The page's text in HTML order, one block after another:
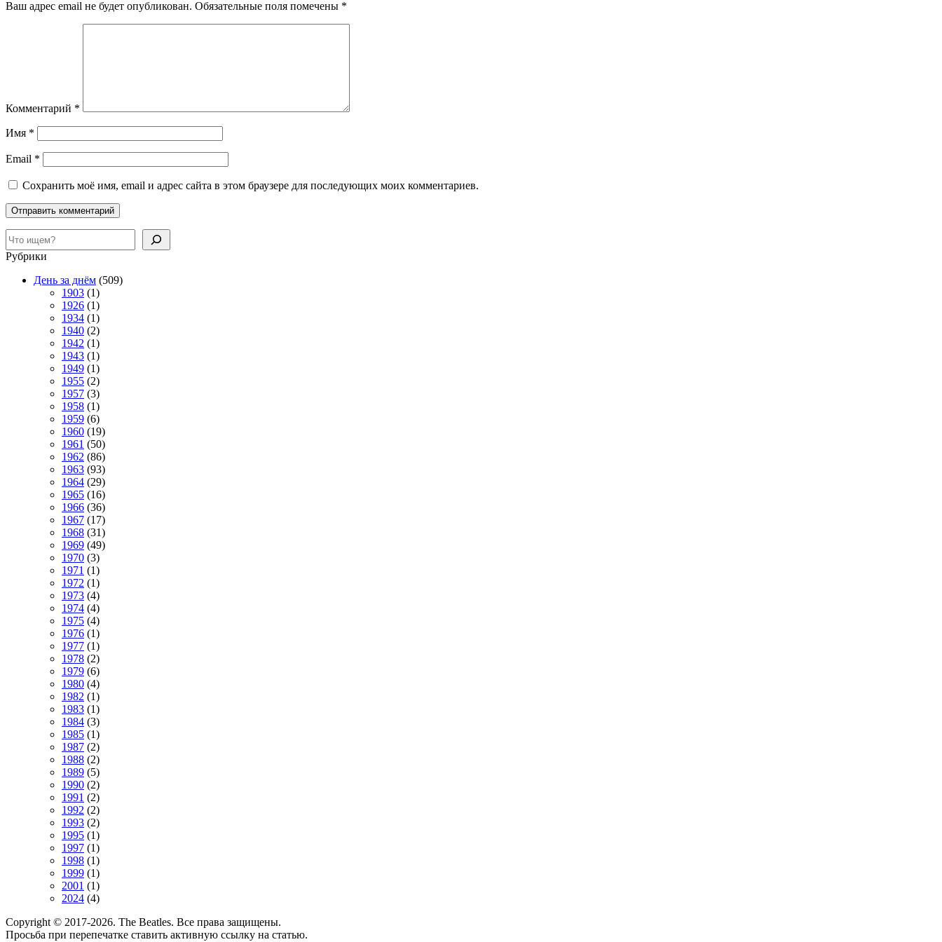
Ваш адрес email не будет опубликован. Обязательные поля помечены *
Комментарий *
Имя *
Email *
Сохранить моё имя, email и адрес сайта в этом браузере для последующих моих комментариев.
Поиск
Рубрики
День за днём (509)
1903 (1)
1926 (1)
1934 (1)
1940 (2)
1942 (1)
1943 (1)
1949 (1)
1955 (2)
1957 (3)
1958 (1)
1959 (6)
1960 (19)
1961 (50)
1962 (86)
1963 (93)
1964 (29)
1965 (16)
1966 (36)
1967 (17)
1968 (31)
1969 (49)
1970 (3)
1971 (1)
1972 (1)
1973 (4)
1974 (4)
1975 (4)
1976 (1)
1977 (1)
1978 (2)
1979 (6)
1980 (4)
1982 (1)
1983 (1)
1984 (3)
1985 (1)
1987 (2)
1988 (2)
1989 (5)
1990 (2)
1991 (2)
1992 (2)
1993 (2)
1995 (1)
1997 (1)
1998 (1)
1999 (1)
2001 (1)
2024 (4)
Copyright © 2017-2026. The Beatles. Все права защищены.
Просьба при перепечатке ставить активную ссылку на статью.